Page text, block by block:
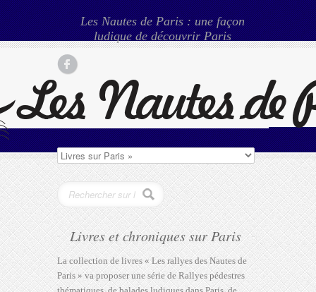
Les Nautes de Paris : une façon
ludique de découvrir Paris
Livres et chroniques sur Paris
La collection de livres « Les rallyes des Nautes de
Paris » va proposer une série de Rallyes pédestres